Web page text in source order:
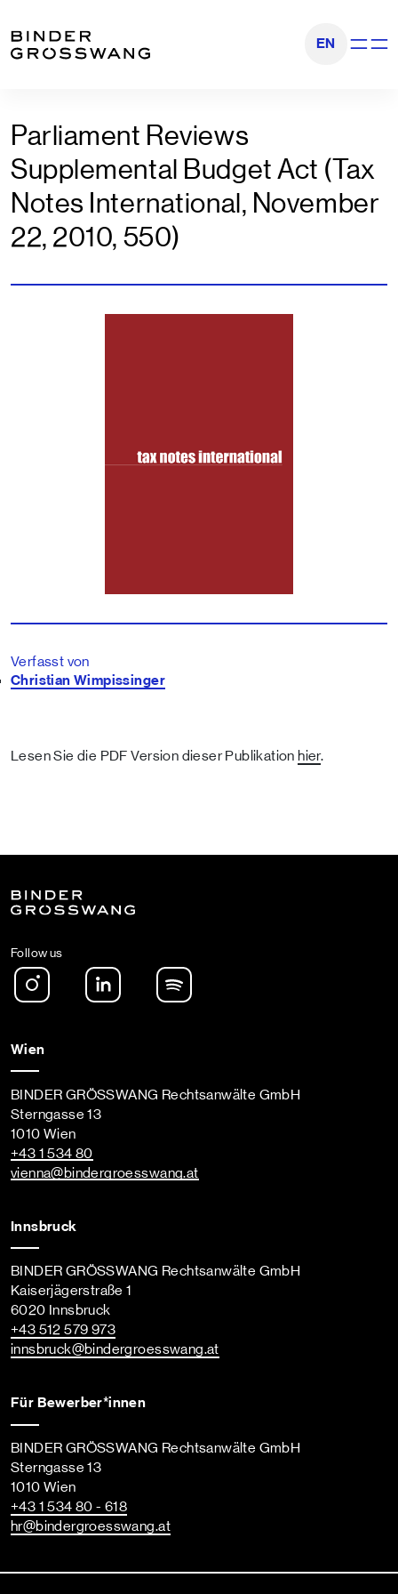
EN
Parliament Reviews
Supplemental Budget Act (Tax
Notes International, November
22, 2010, 550)
Verfasst von
Christian Wimpissinger
Lesen Sie die PDF Version dieser Publikation hier.
Follow us
Instagram LinkedIn
Wien
BINDER GRÖSSWANG Rechtsanwälte GmbH
Sterngasse 13
1010 Wien
+43 1 534 80
vienna@bindergroesswang.at
Innsbruck
BINDER GRÖSSWANG Rechtsanwälte GmbH
Kaiserjägerstraße 1
6020 Innsbruck
+43 512 579 973
innsbruck@bindergroesswang.at
Für Bewerber*innen
BINDER GRÖSSWANG Rechtsanwälte GmbH
Sterngasse 13
1010 Wien
+43 1 534 80 - 618
hr@bindergroesswang.at